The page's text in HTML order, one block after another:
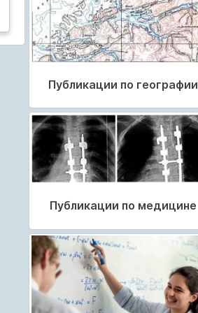
Публикации по географии
Публикации по медицине